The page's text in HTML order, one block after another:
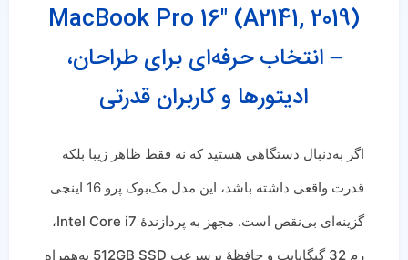
MacBook Pro 16″ (A2141, 2019)
– انتخاب حرفه‌ای برای طراحان،
ادیتورها و کاربران قدرتی
اگر به‌دنبال دستگاهی هستید که نه فقط ظاهر زیبا بلکه
قدرت واقعی داشته باشد، این مدل مک‌بوک پرو 16 اینچی
گزینه‌ای بی‌نقص است. مجهز به پردازندهٔ Intel Core i7،
رم 32 گیگابایت و حافظهٔ پرسرعت 512GB SSD به‌همراه